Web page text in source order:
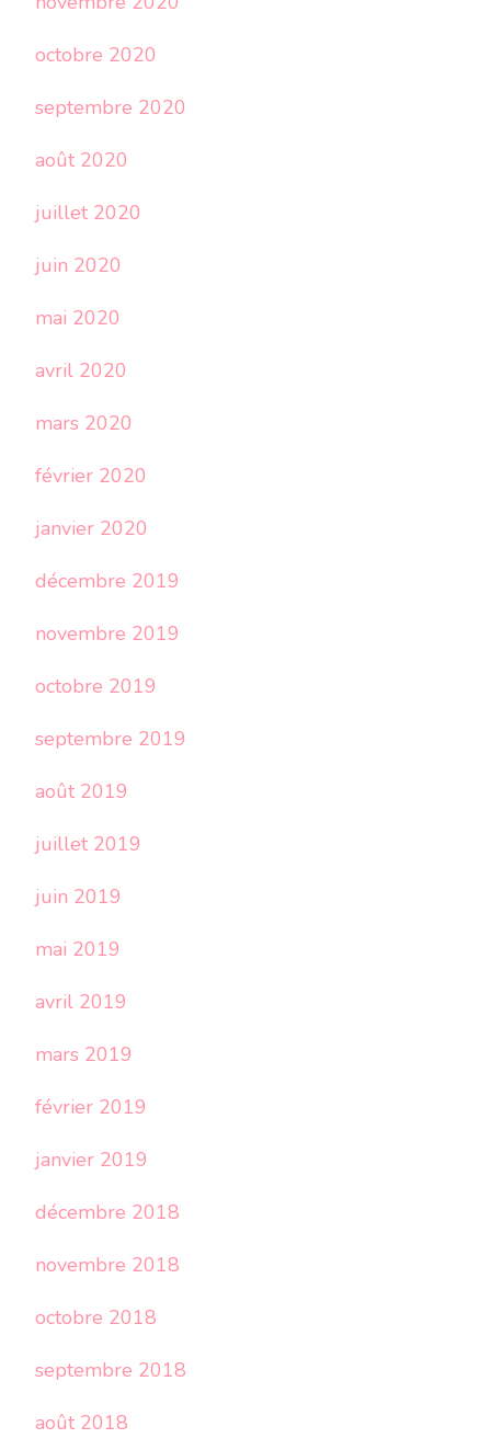
octobre 2020
septembre 2020
août 2020
juillet 2020
juin 2020
mai 2020
avril 2020
mars 2020
février 2020
janvier 2020
décembre 2019
novembre 2019
octobre 2019
septembre 2019
août 2019
juillet 2019
juin 2019
mai 2019
avril 2019
mars 2019
février 2019
janvier 2019
décembre 2018
novembre 2018
octobre 2018
septembre 2018
août 2018